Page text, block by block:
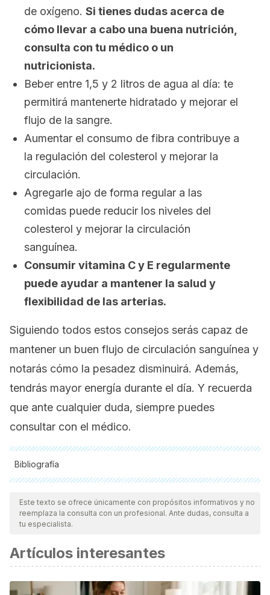
de oxígeno. Si tienes dudas acerca de
cómo llevar a cabo una buena nutrición,
consulta con tu médico o un
nutricionista.
Beber entre 1,5 y 2 litros de agua al día: te
permitirá mantenerte hidratado y mejorar el
flujo de la sangre.
Aumentar el consumo de fibra contribuye a
la regulación del colesterol y mejorar la
circulación.
Agregarle ajo de forma regular a las
comidas puede reducir los niveles del
colesterol y mejorar la circulación
sanguínea.
Consumir vitamina C y E regularmente
puede ayudar a mantener la salud y
flexibilidad de las arterias.
Siguiendo todos estos consejos serás capaz de
mantener un buen flujo de circulación sanguínea y
notarás cómo la pesadez disminuirá. Además,
tendrás mayor energía durante el día. Y recuerda
que ante cualquier duda, siempre puedes
consultar con el médico.
Bibliografía
Todas las fuentes citadas fueron revisadas a profundidad por
nuestro equipo, para asegurar su calidad, confiabilidad,
vigencia y validez.La bibliografía de este artículo fue
científica.
Pries, A. R., Secomb, T. W., Geßner, T., Sperandio, M. B.,
Gross, J. F., & Gaehtgens, P. (1994). Resistance to blood
Este texto se ofrece únicamente con propósitos informativos y no
reemplaza la consulta con un profesional. Ante dudas, consulta a
tu especialista.
Artículos interesantes